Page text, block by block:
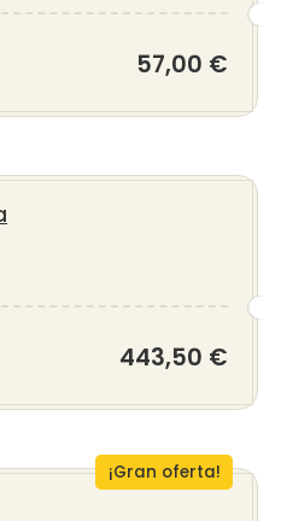
57,00 €
443,50 €
¡Gran oferta!